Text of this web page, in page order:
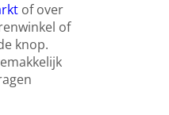
of over
of
knop.